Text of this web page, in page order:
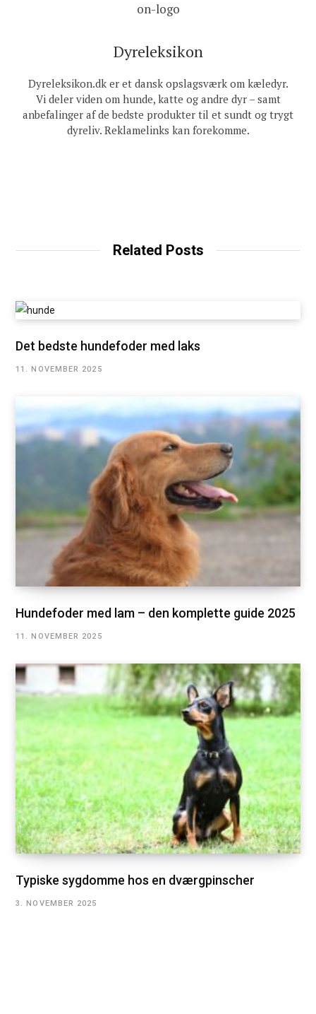
Dyreleksikon
Dyreleksikon.dk er et dansk opslagsværk om kæledyr.
Vi deler viden om hunde, katte og andre dyr – samt
anbefalinger af de bedste produkter til et sundt og trygt
dyreliv. Reklamelinks kan forekomme.
Related Posts
Det bedste hundefoder med laks
11. NOVEMBER 2025
Hundefoder med lam – den komplette guide 2025
11. NOVEMBER 2025
Typiske sygdomme hos en dværgpinscher
3. NOVEMBER 2025